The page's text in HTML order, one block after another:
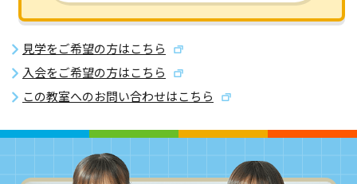
見学をご希望の方はこちら
入会をご希望の方はこちら
この教室へのお問い合わせはこちら